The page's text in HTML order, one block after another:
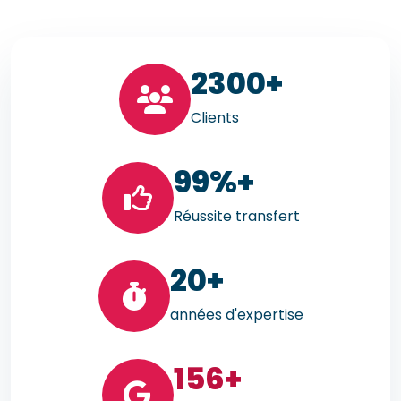
2300+
Clients
99%+
Réussite transfert
20+
années d'expertise
156+